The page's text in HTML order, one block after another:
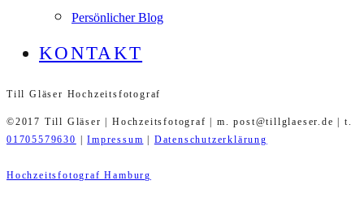
Persönlicher Blog
KONTAKT
Till Gläser Hochzeitsfotograf
©2017 Till Gläser | Hochzeitsfotograf | m. post@tillglaeser.de | t.
01705579630
|Impressum Datenschutzerklärung
Hochzeitsfotograf Hamburg